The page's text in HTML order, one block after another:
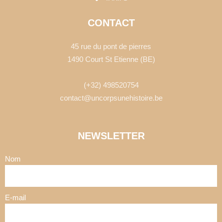
CONTACT
45 rue du pont de pierres
1490 Court St Etienne (BE)
(+32) 498520754
contact@uncorpsunehistoire.be
NEWSLETTER
Nom
E-mail